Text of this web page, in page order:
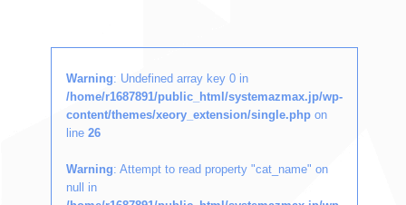
Warning: Undefined array key 0 in
/home/r1687891/public_html/systemazmax.jp/wp-
content/themes/xeory_extension/single.php on
line 26
Warning: Attempt to read property "cat_name" on
null in